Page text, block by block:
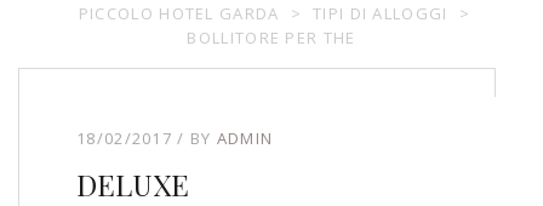
PICCOLO HOTEL GARDA > TIPI DI ALLOGGI
>
BOLLITORE PER THE
18/02/2017 BY ADMIN
DELUXE